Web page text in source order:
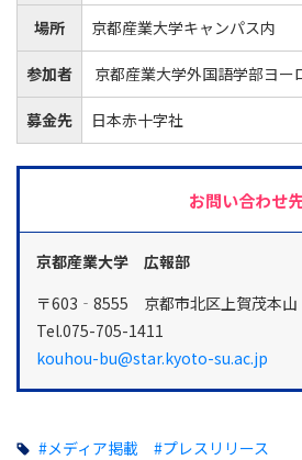
場所 京都産業大学キャンパス内
参加者 京都産業大学外国語学部ヨ
募金先 日本赤十字社
お問い合わせ
京都産業大学 広報部
〒603‐8555 京都市北区上賀茂本山
Tel.075-705-1411
kouhou-bu@star.kyoto-su.ac.jp
#メディア掲載 #プレスリリース